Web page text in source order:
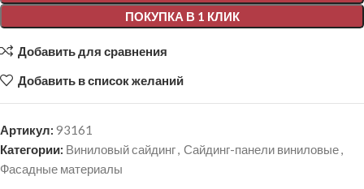
ПОКУПКА В 1 КЛИК
Добавить для сравнения
Добавить в список желаний
Артикул: 93161
Категории: Виниловый сайдинг, Сайдинг-панели виниловые,
Фасадные материалы